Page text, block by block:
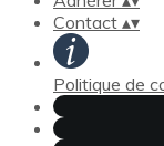
Contact ▴▾
Politique de